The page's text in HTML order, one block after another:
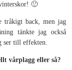
🙂
tråkigt back, men jag
tänkte jag också
ser till effekten.
vårplagg eller så?